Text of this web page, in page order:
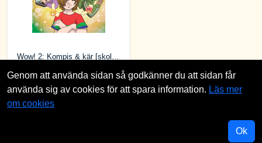
Wow! 2: Kompis & kär [skoltidning]
0,00 kr
Saldo 494
Genom att använda sidan så godkänner du att sidan får
använda sig av cookies för att spara information. Läs mer
om cookies
Ok